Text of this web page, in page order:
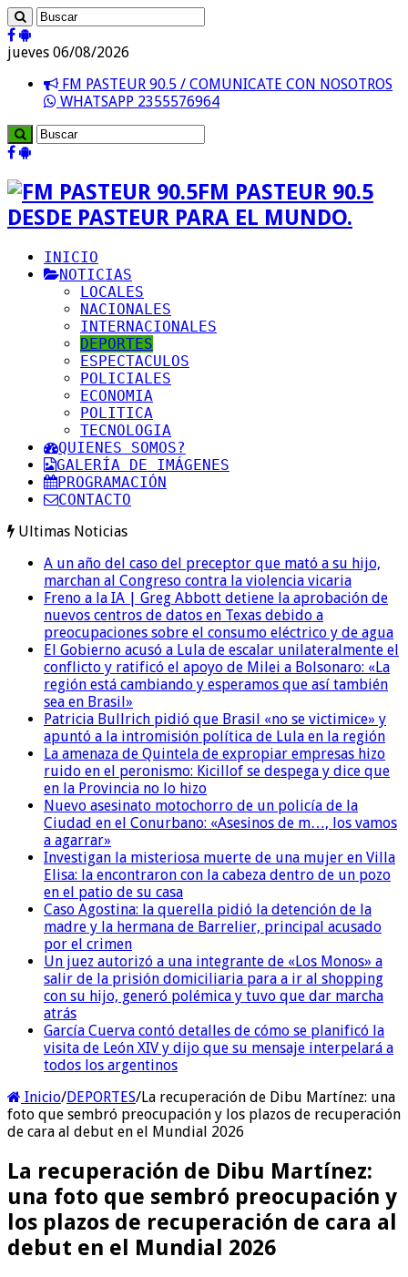
jueves 06/08/2026
FM PASTEUR 90.5 / COMUNICATE CON NOSOTROS
WHATSAPP 2355576964
FM PASTEUR 90.5
DESDE PASTEUR PARA EL MUNDO.
INICIO
NOTICIAS
LOCALES
NACIONALES
INTERNACIONALES
DEPORTES
ESPECTACULOS
POLICIALES
ECONOMIA
POLITICA
TECNOLOGIA
QUIENES SOMOS?
GALERÍA DE IMÁGENES
PROGRAMACIÓN
CONTACTO
Ultimas Noticias
A un año del caso del preceptor que mató a su hijo,
marchan al Congreso contra la violencia vicaria
Freno a la IA | Greg Abbott detiene la aprobación de
nuevos centros de datos en Texas debido a
preocupaciones sobre el consumo eléctrico y de agua
El Gobierno acusó a Lula de escalar unilateralmente el
conflicto y ratificó el apoyo de Milei a Bolsonaro: «La
región está cambiando y esperamos que así también
sea en Brasil»
Patricia Bullrich pidió que Brasil «no se victimice» y
apuntó a la intromisión política de Lula en la región
La amenaza de Quintela de expropiar empresas hizo
ruido en el peronismo: Kicillof se despega y dice que
en la Provincia no lo hizo
Nuevo asesinato motochorro de un policía de la
Ciudad en el Conurbano: «Asesinos de m…, los vamos
a agarrar»
Investigan la misteriosa muerte de una mujer en Villa
Elisa: la encontraron con la cabeza dentro de un pozo
en el patio de su casa
Caso Agostina: la querella pidió la detención de la
madre y la hermana de Barrelier, principal acusado
por el crimen
Un juez autorizó a una integrante de «Los Monos» a
salir de la prisión domiciliaria para a ir al shopping
con su hijo, generó polémica y tuvo que dar marcha
atrás
García Cuerva contó detalles de cómo se planificó la
visita de León XIV y dijo que su mensaje interpelará a
todos los argentinos
Inicio/DEPORTES/La recuperación de Dibu Martínez: una
foto que sembró preocupación y los plazos de recuperación
de cara al debut en el Mundial 2026
La recuperación de Dibu Martínez:
una foto que sembró preocupación y
los plazos de recuperación de cara al
debut en el Mundial 2026